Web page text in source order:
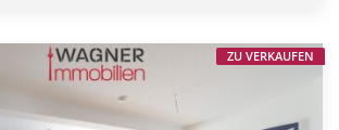
ZU VERKAUFEN